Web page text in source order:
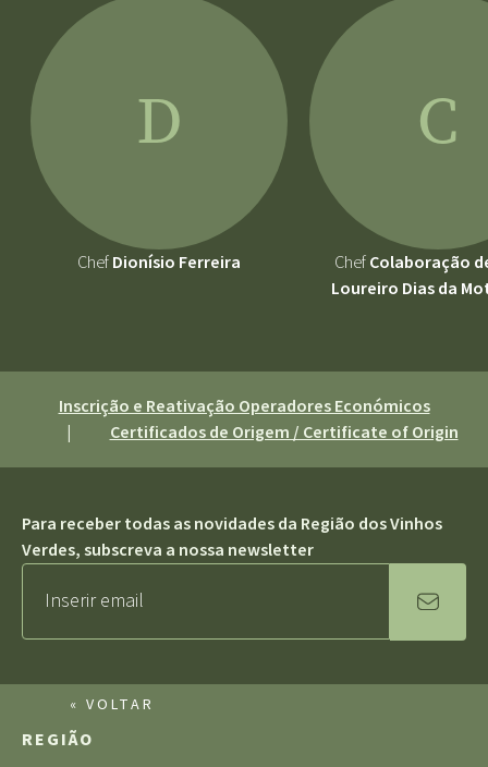
D
ChefDionísio Ferreira
C
ChefColaboração
Loureiro Dias da
Inscrição e Reativação Operadores Económicos
|
Certificados de Origem / Certificate of Origin
Para receber todas as novidades da Região dos Vinhos
Verdes, subscreva a nossa newsletter
« VOLTAR
REGIÃO